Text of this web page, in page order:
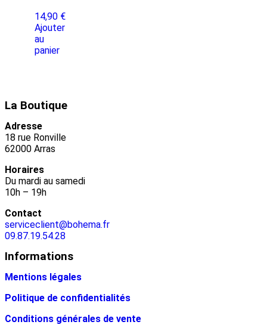
14,90 €
Ajouter
au
panier
La Boutique
Adresse
18 rue Ronville
62000 Arras
Horaires
Du mardi au samedi
10h – 19h
Contact
serviceclient@bohema.fr
09.87.19.54.28
Informations
Mentions légales
Politique de confidentialités
Conditions générales de vente